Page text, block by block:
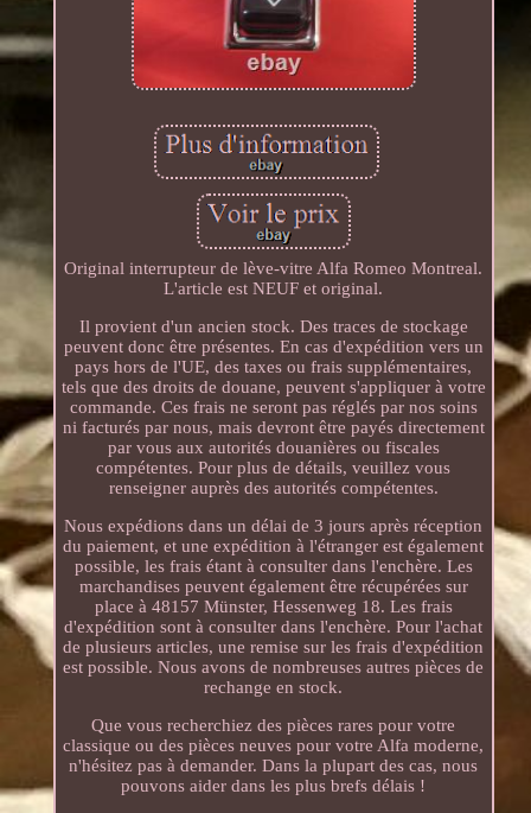
Original interrupteur de lève-vitre Alfa Romeo Montreal.
L'article est NEUF et original.
Il provient d'un ancien stock. Des traces de stockage
peuvent donc être présentes. En cas d'expédition vers un
pays hors de l'UE, des taxes ou frais supplémentaires,
tels que des droits de douane, peuvent s'appliquer à votre
commande. Ces frais ne seront pas réglés par nos soins
ni facturés par nous, mais devront être payés directement
par vous aux autorités douanières ou fiscales
compétentes. Pour plus de détails, veuillez vous
renseigner auprès des autorités compétentes.
Nous expédions dans un délai de 3 jours après réception
du paiement, et une expédition à l'étranger est également
possible, les frais étant à consulter dans l'enchère. Les
marchandises peuvent également être récupérées sur
place à 48157 Münster, Hessenweg 18. Les frais
d'expédition sont à consulter dans l'enchère. Pour l'achat
de plusieurs articles, une remise sur les frais d'expédition
est possible. Nous avons de nombreuses autres pièces de
rechange en stock.
Que vous recherchiez des pièces rares pour votre
classique ou des pièces neuves pour votre Alfa moderne,
n'hésitez pas à demander. Dans la plupart des cas, nous
pouvons aider dans les plus brefs délais !